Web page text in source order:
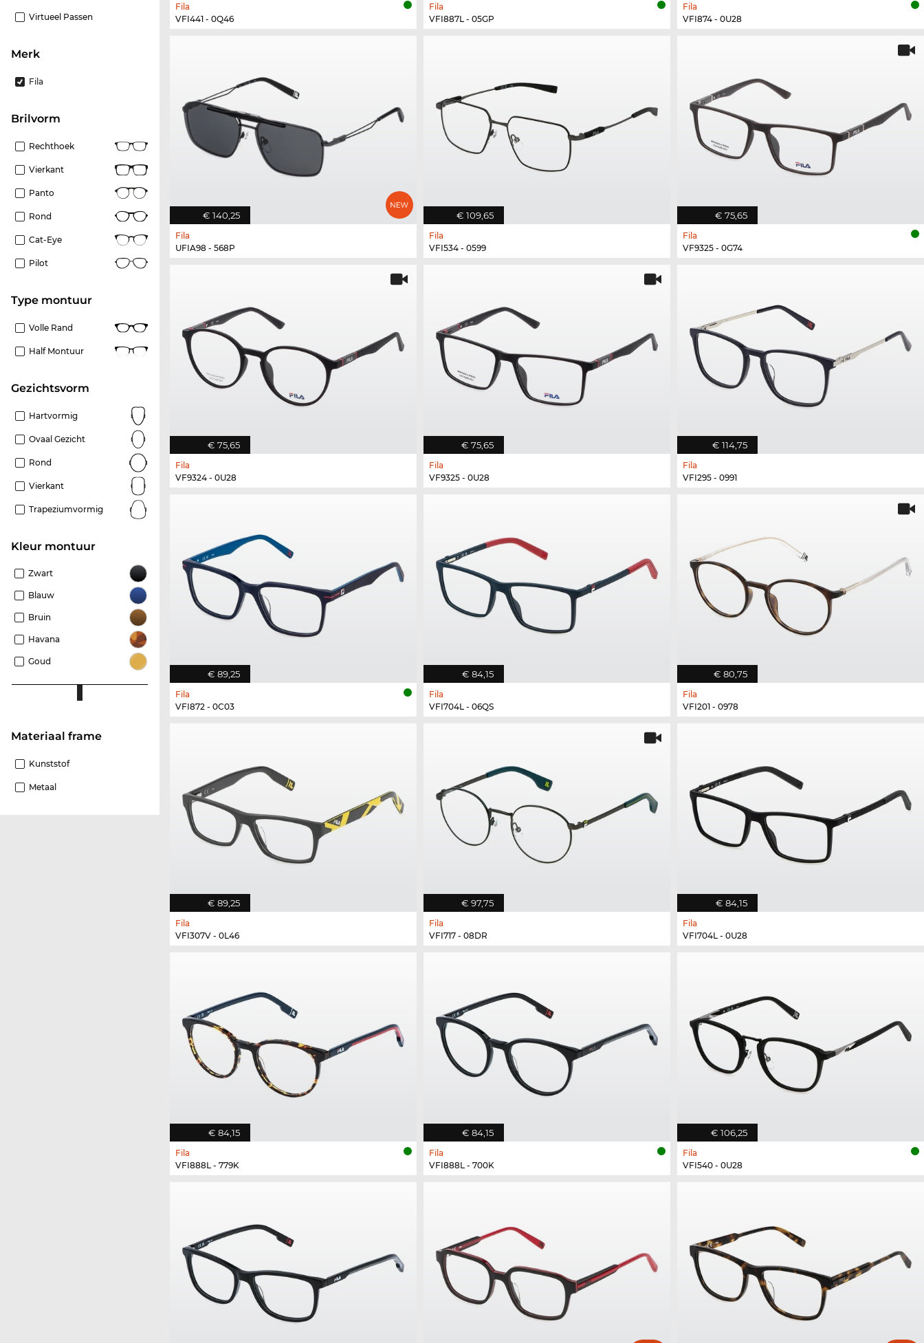
Virtueel Passen
Merk
Fila
Brilvorm
Rechthoek
Vierkant
Panto
Rond
Cat-Eye
Pilot
Type montuur
Volle Rand
Half Montuur
Gezichtsvorm
Hartvormig
Ovaal Gezicht
Rond
Vierkant
Trapeziumvormig
Kleur montuur
Zwart
Blauw
Bruin
Havana
Goud
Materiaal frame
Kunststof
Metaal
Fila
VFI441 - 0Q46
Fila
VFI887L - 05GP
Fila
VFI874 - 0U28
€ 140,25
Fila
UFIA98 - 568P
€ 109,65
Fila
VFI534 - 0599
€ 75,65
Fila
VF9325 - 0G74
€ 75,65
Fila
VF9324 - 0U28
€ 75,65
Fila
VF9325 - 0U28
€ 114,75
Fila
VFI295 - 0991
€ 89,25
Fila
VFI872 - 0C03
€ 84,15
Fila
VFI704L - 06QS
€ 80,75
Fila
VFI201 - 0978
€ 89,25
Fila
VFI307V - 0L46
€ 97,75
Fila
VFI717 - 08DR
€ 84,15
Fila
VFI704L - 0U28
€ 84,15
Fila
VFI888L - 779K
€ 84,15
Fila
VFI888L - 700K
€ 106,25
Fila
VFI540 - 0U28